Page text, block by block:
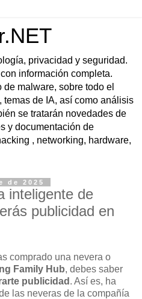
privacidad y seguridad.
información completa.
malware, sobre todo el
de IA, así como análisis
se tratarán novedades de
y documentación de
, networking, hardware,
de 2025
inteligente de
publicidad en
comprado una nevera o
Family Hub, debes saber
publicidad . Así es, ha
las neveras de la compañía